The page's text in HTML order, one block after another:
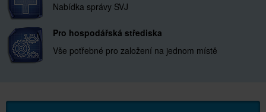
Nabídka správy SVJ
Pro hospodářská střediska
Vše potřebné pro založení na jednom místě
Kde nás najdete